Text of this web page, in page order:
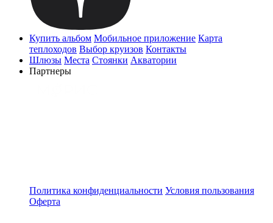
Купить альбом Мобильное приложение Карта
теплоходов Выбор круизов Контакты
Шлюзы Места Стоянки Акватории
Партнеры
Политика конфиденциальности Условия пользования
Оферта